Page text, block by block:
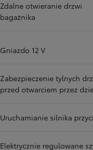
Zdalne otwieranie drzwi
bagażnika
Gniazdo 12 V
Zabezpieczenie tylnych
przed otwarciem przez
Uruchamianie silnika
Elektrycznie regulowane